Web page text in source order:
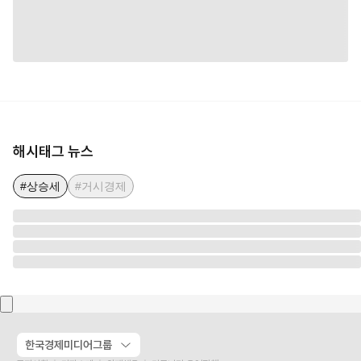
해시태그 뉴스
#상승세 #거시경제
한국경제미디어그룹